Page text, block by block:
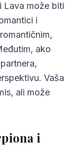
Lava može biti
i
ako
Vaša
ali može
i